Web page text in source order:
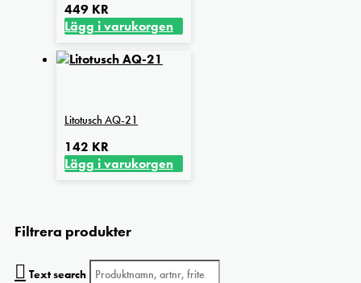
449 KR
Lägg i varukorgen
Litotusch AQ-21
142 KR
Lägg i varukorgen
Filtrera produkter
Text search